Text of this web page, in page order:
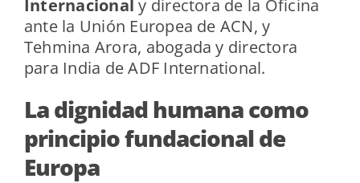
Internacional y directora de la Oficina
ante la Unión Europea de ACN, y
Tehmina Arora, abogada y directora
para India de ADF International.
La dignidad humana como
principio fundacional de
Europa